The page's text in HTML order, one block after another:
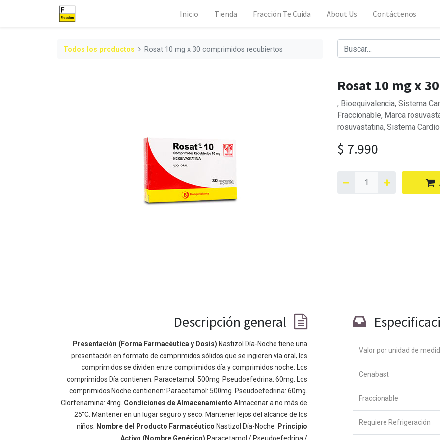
Inicio Tienda Fracción Te Cuida About Us Contáctenos
Todos los productos Rosat 10 mg x 30 comprimidos recubiertos
Rosat 10 mg x
, Bioequivalencia, Sistema
Fraccionable, Marca
rosuvastatina, Sistema
$ 7.990
Descripción general
Presentación (Forma Farmacéutica y Dosis) Nastizol Día-Noche tiene una
presentación en formato de comprimidos sólidos que se ingieren vía oral, los
comprimidos se dividen entre comprimidos día y comprimidos noche: Los
comprimidos Día contienen: Paracetamol: 500mg. Pseudoefedrina: 60mg. Los
comprimidos Noche contienen: Paracetamol: 500mg. Pseudoefedrina: 60mg.
Clorfenamina: 4mg. Condiciones de Almacenamiento Almacenar a no más de
25°C. Mantener en un lugar seguro y seco. Mantener lejos del alcance de los
niños.
Nombre del Producto Farmacéutico Nastizol Día-Noche.
Principio
Activo (Nombre Genérico) Paracetamol / Pseudoefedrina /
Valor por unidad de
Cenabast
Fraccionable
Requiere Refrigeración
Enlaces de Ínteres
Inicio
Acerca de
Productos
Servicios
Política de privacidad
Acerca de
Somos un equipo de personas apasionadas cuyo objetivo es
mejorar la vida de todos a través de productos disruptivos.
Construimos grandes productos para resolver sus problemas
de negocio. Nuestros productos están diseñados para
pequeñas y medianas empresas dispuestas a optimizar su
rendimiento.